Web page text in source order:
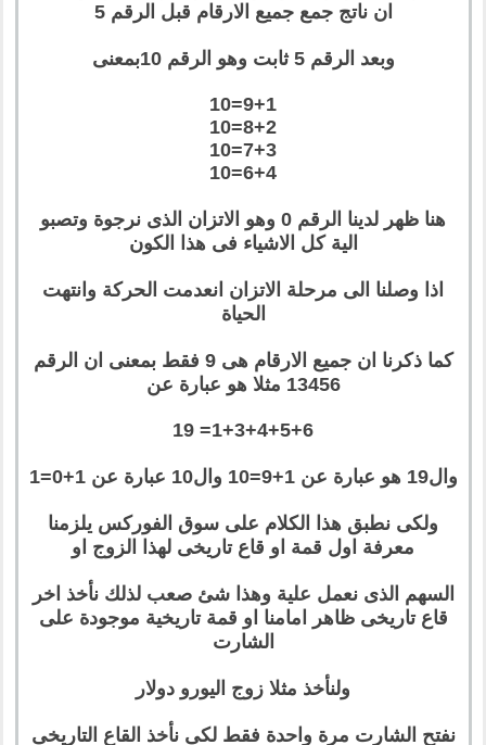
ان ناتج جمع جميع الارقام قبل الرقم 5
وبعد الرقم 5 ثابت وهو الرقم 10بمعنى
9+1=10
8+2=10
7+3=10
6+4=10
هنا ظهر لدينا الرقم 0 وهو الاتزان الذى نرجوة وتصبو
الية كل الاشياء فى هذا الكون
اذا وصلنا الى مرحلة الاتزان انعدمت الحركة وانتهت
الحياة
كما ذكرنا ان جميع الارقام هى 9 فقط بمعنى ان الرقم
13456 مثلا هو عبارة عن
1+3+4+5+6= 19
وال19 هو عبارة عن 1+9=10 وال10 عبارة عن 1+0=1
ولكى نطبق هذا الكلام على سوق الفوركس يلزمنا
معرفة اول قمة او قاع تاريخى لهذا الزوج او
السهم الذى نعمل علية وهذا شئ صعب لذلك نأخذ اخر
قاع تاريخى ظاهر امامنا او قمة تاريخية موجودة على
الشارت
ولنأخذ مثلا زوج اليورو دولار
نفتح الشارت مرة واحدة فقط لكى نأخذ القاع التاريخى